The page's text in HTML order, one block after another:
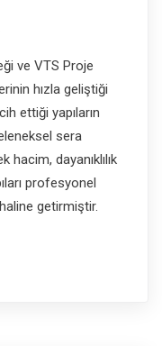
ve VTS Proje
hızla geliştiği
ettiği yapıların
sera
hacim, dayanıklılık
profesyonel
getirmiştir.